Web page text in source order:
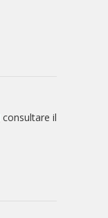
consultare il